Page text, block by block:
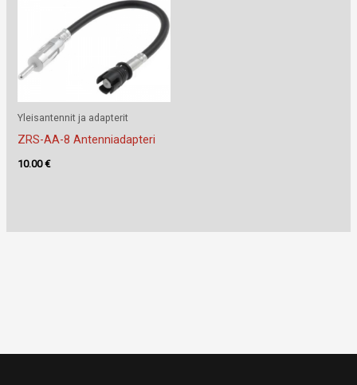
Yleisantennit ja adapterit
ZRS-AA-8 Antenniadapteri
10.00€